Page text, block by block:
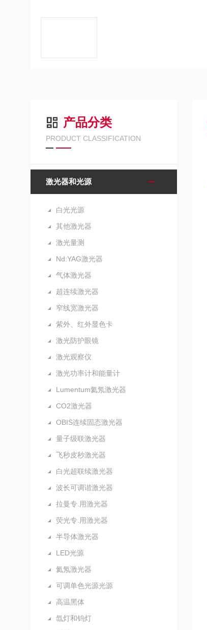
产品分类
PRODUCT CLASSIFICATION
激光器和光源
白光光源
其他激光器
激光量测
Nd:YAG激光器
气体激光器
超连续激光器
窄线宽激光器
紫外、红外显色卡
激光防护眼镜
激光观察仪
激光功率计和能量计
Lumentum氦氖激光器
CO2激光器
OBIS连续固态激光器
量子级联激光器
飞秒皮秒激光器
白光超联续激光器
波长可调谐激光器
拉曼专.用激光器
荧光专.用激光器
半导体激光器
LED光源
氦氖激光器
可调单色光源光源
高温黑体
氙灯和钨灯